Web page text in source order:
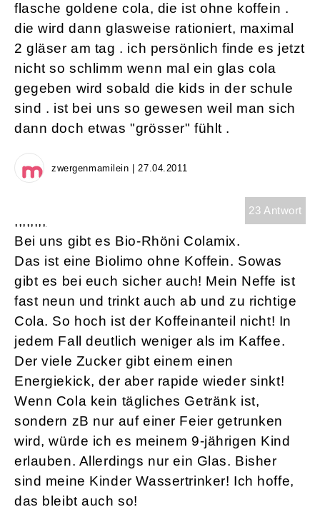
flasche goldene cola, die ist ohne koffein .
die wird dann glasweise rationiert, maximal
2 gläser am tag . ich persönlich finde es jetzt
nicht so schlimm wenn mal ein glas cola
gegeben wird sobald die kids in der schule
sind . ist bei uns so gewesen weil man sich
dann doch etwas "grösser" fühlt .
zwergenmamilein | 27.04.2011
23 Antwort
,,,,,,,,
Bei uns gibt es Bio-Rhöni Colamix.
Das ist eine Biolimo ohne Koffein. Sowas
gibt es bei euch sicher auch! Mein Neffe ist
fast neun und trinkt auch ab und zu richtige
Cola. So hoch ist der Koffeinanteil nicht! In
jedem Fall deutlich weniger als im Kaffee.
Der viele Zucker gibt einem einen
Energiekick, der aber rapide wieder sinkt!
Wenn Cola kein tägliches Getränk ist,
sondern zB nur auf einer Feier getrunken
wird, würde ich es meinem 9-jährigen Kind
erlauben. Allerdings nur ein Glas. Bisher
sind meine Kinder Wassertrinker! Ich hoffe,
das bleibt auch so!